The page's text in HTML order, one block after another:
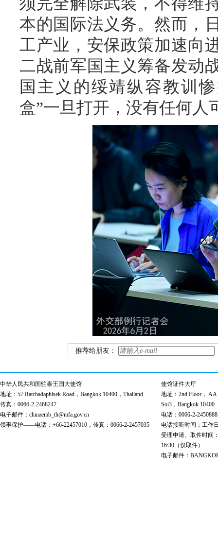
本的国际法义务。然而，
工产业，安保政策加速向
二战前军国主义筹备发动
国主义的绥靖纵容教训
盒”一旦打开，没有任何人
推荐给朋友：
中华人民共和国驻泰王国大使馆
地址：57 Ratchadaphisek Road，Bangkok 10400，Thailand
传真：0066-2-2468247
电子邮件：chinaemb_th@mfa.gov.cn
领事保护——电话：+66-22457010，传真：0066-2-2457035
使馆证件大厅
地址：2nd Floor， AA
Soi3，Bangkok 10400
电话：0066-2-
电话接听时间：工作
受理申请、取件时间
16:30（仅取件）
电子邮件：